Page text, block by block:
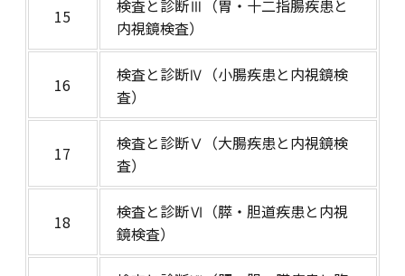
15
検査と診断Ⅲ（胃・十二指腸疾患と
内視鏡検査）
16
検査と診断Ⅳ（小腸疾患と内視鏡検
査）
17
検査と診断Ⅴ（大腸疾患と内視鏡検
査）
18
検査と診断Ⅵ（膵・胆道疾患と内視
鏡検査）